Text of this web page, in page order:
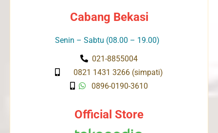
Cabang Bekasi
Senin – Sabtu (08.00 – 19.00)
021-8855004
0821 1431 3266 (simpati)
0896-0190-3610
Official Store